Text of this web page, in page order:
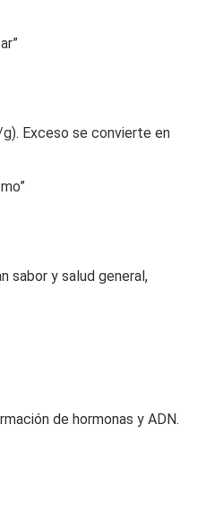
Exceso se convierte en
sabor y salud general,
de hormonas y ADN.